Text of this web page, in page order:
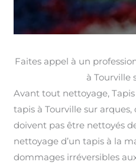
Faites appel à un
à Tourville
Avant tout nettoyage,
tapis à Tourville sur arques,
doivent pas être nettoyés
nettoyage d’un tapis à la
dommages irréversibles